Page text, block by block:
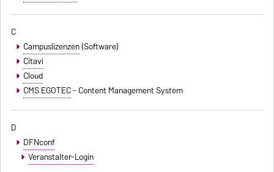
C
Campuslizenzen(Software)
Citavi
Cloud
CMS EGOTEC- Content Management System
D
DFNconf
Veranstalter-Login